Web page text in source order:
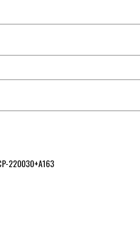
220030+A163